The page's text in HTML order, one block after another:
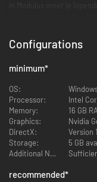
In Modulus moet je
zogenaamde modules,
bouwplannen, hoe je de
bent helemaal vrij om
gevraagde modules en
Configurations
minimum*
OS:
Processor:
Memory:
16 GB
Graphics:
DirectX:
Version
Storage:
5 GB
Additional Notes:
recommended*